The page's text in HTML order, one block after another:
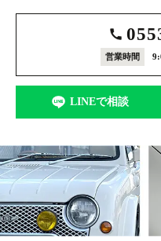
営業時間
LINEで相談